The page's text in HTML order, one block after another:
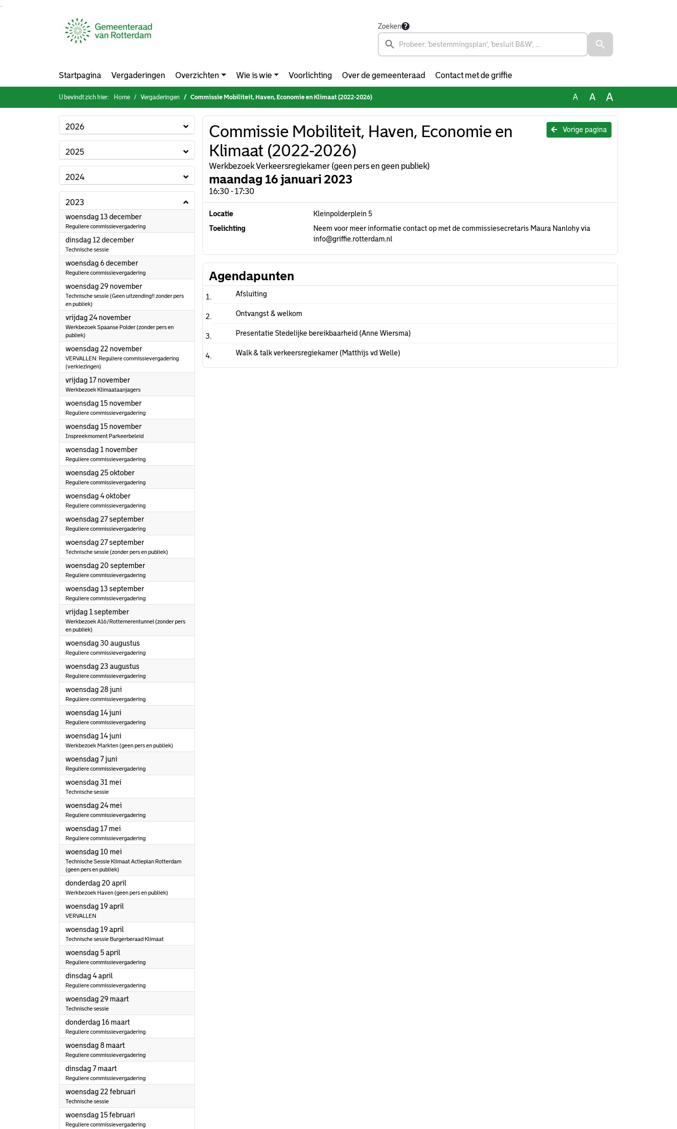
Zoeken
Startpagina Vergaderingen Overzichten Wie is wie Voorlichting Over de gemeenteraad Contact met de griffie
U bevindt zich hier: Home Vergaderingen Commissie Mobiliteit, Haven, Economie en Klimaat (2022-2026) A A A
2026
2025
2024
2023
woensdag 13 december2023
Reguliere commissievergadering
dinsdag 12 december2023
Technische sessie
woensdag 6 december2023
Reguliere commissievergadering
woensdag 29 november2023
Technische sessie (Geen uitzending!! zonder pers
en publiek)
vrijdag 24 november2023
Werkbezoek Spaanse Polder (zonder pers en
publiek)
woensdag 22 november2023
VERVALLEN: Reguliere commissievergadering
(verkiezingen)
vrijdag 17 november2023
Werkbezoek Klimaataanjagers
woensdag 15 november2023
Reguliere commissievergadering
woensdag 15 november2023
Inspreekmoment Parkeerbeleid
woensdag 1 november2023
Reguliere commissievergadering
woensdag 25 oktober2023
Reguliere commissievergadering
woensdag 4 oktober2023
Reguliere commissievergadering
woensdag 27 september2023
Reguliere commissievergadering
woensdag 27 september2023
Technische sessie (zonder pers en publiek)
woensdag 20 september2023
Reguliere commissievergadering
woensdag 13 september2023
Reguliere commissievergadering
vrijdag 1 september2023
Werkbezoek A16/Rottemerentunnel (zonder pers
en publiek)
woensdag 30 augustus
Reguliere commissievergadering
woensdag 23 augustus
Reguliere commissievergadering
woensdag 28 juni
Reguliere commissievergadering
woensdag 14 juni
Reguliere commissievergadering
woensdag 14 juni
Werkbezoek Markten (geen pers en publiek)
woensdag 7 juni
Reguliere commissievergadering
woensdag 31 mei
Technische sessie
woensdag 24 mei
Reguliere commissievergadering
woensdag 17 mei
Reguliere commissievergadering
woensdag 10 mei
Technische Sessie Klimaat Actieplan Rotterdam
(geen pers en publiek)
donderdag 20 april
Werkbezoek Haven (geen pers en publiek)
woensdag 19 april
VERVALLEN
woensdag 19 april
Technische sessie Burgerberaad Klimaat
woensdag 5 april
Reguliere commissievergadering
dinsdag 4 april
Reguliere commissievergadering
woensdag 29 maart2023
Technische sessie
donderdag 16 maart2023
Reguliere commissievergadering
woensdag 8 maart2023
Reguliere commissievergadering
dinsdag 7 maart2023
Reguliere commissievergadering
woensdag 22 februari
Technische sessie
woensdag 15 februari
Reguliere commissievergadering
Vorige pagina
Commissie Mobiliteit, Haven, Economie en
Klimaat (2022-2026)
Werkbezoek Verkeersregiekamer (geen pers en geen publiek)
maandag 16 januari 2023
16:30 - 17:30
Locatie
Kleinpolderplein 5
Toelichting
Neem voor meer informatie contact op met de commissiesecretaris Maura Nanlohy via
info@griffie.rotterdam.nl
Agendapunten
Afsluiting
Ontvangst & welkom
Presentatie Stedelijke bereikbaarheid (Anne Wiersma)
Walk & talk verkeersregiekamer (Matthijs vd Welle)